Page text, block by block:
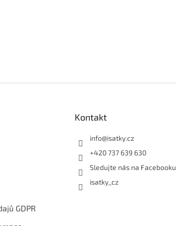
GDPR
Kontakt
info@isatky.cz
+420 737 639 630
Sledujte nás na Facebooku
isatky_cz